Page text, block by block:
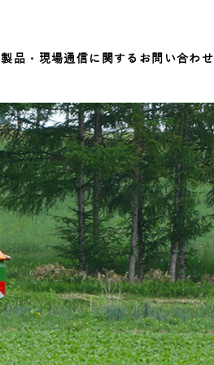
製品・現場通信に関するお問い合わせ